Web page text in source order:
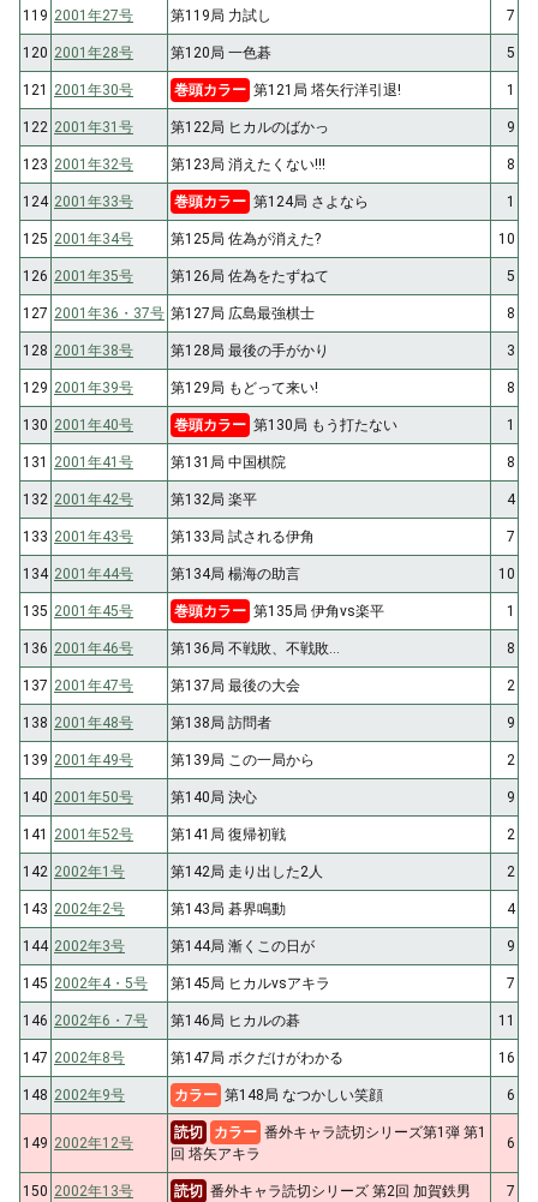
119 2001年27号 第119局 力試し 7
120 2001年28号 第120局 一色碁 5
121 2001年30号 巻頭カラー 第121局 塔矢行洋引退! 1
122 2001年31号 第122局 ヒカルのばかっ 9
123 2001年32号 第123局 消えたくない!!! 8
124 2001年33号 巻頭カラー 第124局 さよなら 1
125 2001年34号 第125局 佐為が消えた? 10
126 2001年35号 第126局 佐為をたずねて 5
127 2001年36・37号 第127局 広島最強棋士 8
128 2001年38号 第128局 最後の手がかり 3
129 2001年39号 第129局 もどって来い! 8
130 2001年40号 巻頭カラー 第130局 もう打たない 1
131 2001年41号 第131局 中国棋院 8
132 2001年42号 第132局 楽平 4
133 2001年43号 第133局 試される伊角 7
134 2001年44号 第134局 楊海の助言 10
135 2001年45号 巻頭カラー 第135局 伊角vs楽平 1
136 2001年46号 第136局 不戦敗、不戦敗… 8
137 2001年47号 第137局 最後の大会 2
138 2001年48号 第138局 訪問者 9
139 2001年49号 第139局 この一局から 2
140 2001年50号 第140局 決心 9
141 2001年52号 第141局 復帰初戦 2
142 2002年1号 第142局 走り出した2人 2
143 2002年2号 第143局 碁界鳴動 4
144 2002年3号 第144局 漸くこの日が 9
145 2002年4・5号 第145局 ヒカルvsアキラ 7
146 2002年6・7号 第146局 ヒカルの碁 11
147 2002年8号 第147局 ボクだけがわかる 16
148 2002年9号 カラー 第148局 なつかしい笑顔 6
149 2002年12号
読切 カラー 番外キャラ読切シリーズ第1弾 第1
回 塔矢アキラ
6
150 2002年13号 読切 番外キャラ読切シリーズ 第2回 加賀鉄男 7